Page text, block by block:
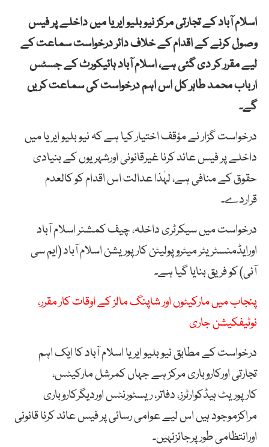
اسلام آباد کے تجارتی مرکز نیو بلیو ایریا میں داخلے پر فیس
وصول کرنے کے اقدام کے خلاف دائر درخواست سماعت کے
لیے مقرر کر دی گئی ہے، اسلام آباد ہائیکورٹ کے جسٹس
ارباب محمد طاہر کل اس اہم درخواست کی سماعت کریں
گے۔
درخواست گزار نے مؤقف اختیار کیا ہے کہ نیو بلیو ایریا میں
داخلے پر فیس عائد کرنا غیرقانونی اورشہریوں کے بنیادی
حقوق کے منافی ہے، لہٰذا عدالت اس اقدام کو کالعدم
قراردے۔
درخواست میں سیکرٹری داخلہ، چیف کمشنر اسلام آباد
اورایڈمنسٹریٹر میٹروپولیٹن کارپوریشن اسلام آباد (ایم سی
آئی) کو فریق بنایا گیا ہے۔
پنجاب میں مارکیٹوں اور شاپنگ مالز کے اوقات کار مقرر،
نوٹیفکیشن جاری
درخواست کے مطابق نیو بلیو ایریا اسلام آباد کا ایک اہم
تجارتی اورکاروباری مرکز ہے جہاں کمرشل مارکیٹس،
کارپوریٹ ہیڈکوارٹرز، دفاتر، ریسٹورنٹس اوردیگرکاروباری
مراکزموجود ہیں اس لیے عوامی رسائی پر فیس عائد کرنا قانونی
اورانتظامی طورپرجائزنہیں۔